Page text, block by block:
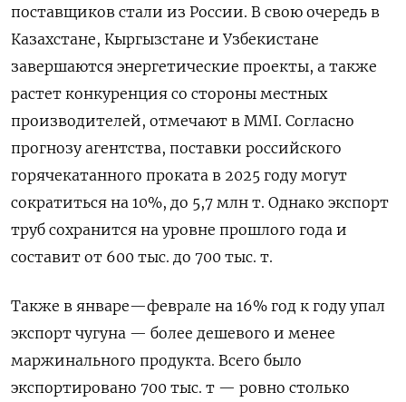
поставщиков стали из России. В свою очередь в
Казахстане, Кыргызстане и Узбекистане
завершаются энергетические проекты, а также
растет конкуренция со стороны местных
производителей, отмечают в MMI. Согласно
прогнозу агентства, поставки российского
горячекатанного проката в 2025 году могут
сократиться на 10%, до 5,7 млн т. Однако экспорт
труб сохранится на уровне прошлого года и
составит от 600 тыс. до 700 тыс. т.
Также в январе—феврале на 16% год к году упал
экспорт чугуна — более дешевого и менее
маржинального продукта. Всего было
экспортировано 700 тыс. т — ровно столько